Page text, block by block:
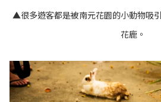
▲很多遊客都是被南元花園的小動物吸
花鹿。